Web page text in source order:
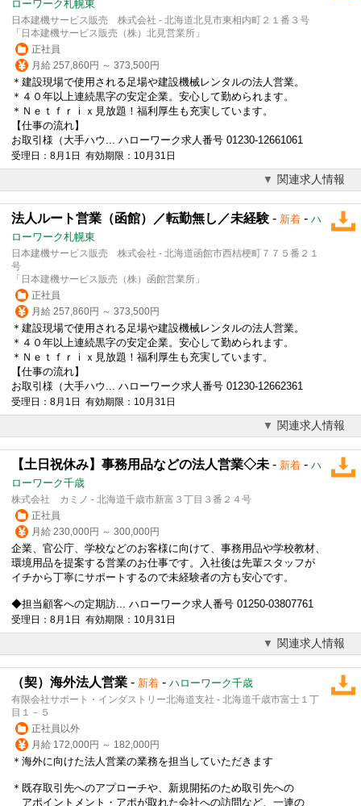
ローワーク札幌東
日本建機サービス販売 株式会社 - 北海道北見市東相内町２１番３号
「日本建機サービス販売（株）北見営業所」
正社員
月給 257,860円 ～ 373,500円
＊建設現場で使用される足場や建設機械レンタルの法人営業。
＊４０年以上連続黒字の安定企業。安心して勤められます。
＊Ｎｅｔｆｒｉｘ見放題！福利厚生も充実しています。
【仕事の流れ】
お取引様（大手ハウ... ハローワーク求人番号 01230-12661061
受理日：8月1日 有効期限：10月31日
関連求人情報
法人ルート営業（函館）／転勤無し／未経験- 新着 - ハ
ローワーク札幌東
日本建機サービス販売 株式会社 - 北海道函館市西桔梗町７７５番２１
号
「日本建機サービス販売（株）函館営業所」
正社員
月給 257,860円 ～ 373,500円
＊建設現場で使用される足場や建設機械レンタルの法人営業。
＊４０年以上連続黒字の安定企業。安心して勤められます。
＊Ｎｅｔｆｒｉｘ見放題！福利厚生も充実しています。
【仕事の流れ】
お取引様（大手ハウ... ハローワーク求人番号 01230-12662361
受理日：8月1日 有効期限：10月31日
関連求人情報
【土日祝休み】事務用品などの法人営業◇未 - 新着 - ハ
ローワーク千歳
株式会社 カミノ - 北海道千歳市新富３丁目３番２４号
正社員
月給 230,000円 ～ 300,000円
企業、官公庁、学校などのお客様に向けて、事務用品や学校教材、
環境用品を提案する営業のお仕事です。入社後は先輩スタッフが
イチから丁寧にサポートするので未経験者の方も安心です。
◆担当顧客への定期訪... ハローワーク求人番号 01250-03807761
受理日：8月1日 有効期限：10月31日
関連求人情報
（契）海外法人営業 - 新着 - ハローワーク千歳
有限会社サポート・インダストリー北海道支社 - 北海道千歳市富士１丁
目１－５
正社員以外
月給 172,000円 ～ 182,000円
＊海外に向けた法人営業の業務を担当していただきます
＊既存取引先へのアプローチや、新規開拓のため取引先への
アポイントメント・アポが取れた会社への訪問など、一連の